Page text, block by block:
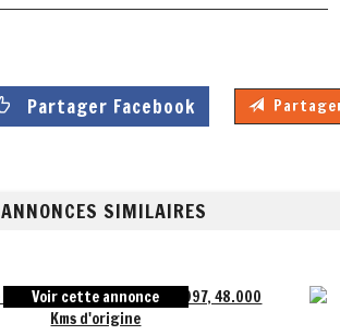
Partager Facebook
ANNONCES SIMILAIRES
Voir cette annonce